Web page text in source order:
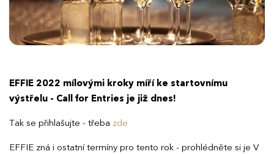
EFFIE 2022 mílovými kroky míří ke startovnímu
výstřelu - Call for Entries je již dnes!
Tak se přihlašujte - třeba zde
EFFIE zná i ostatní termíny pro tento rok - prohlédněte si je V